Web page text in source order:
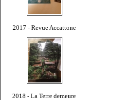
2017 - Revue Accattone
2018 - La Terre demeure